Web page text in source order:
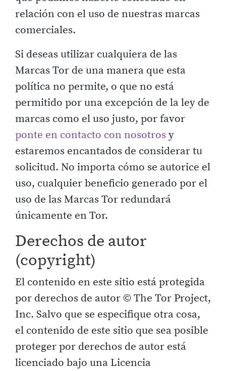
relación con el uso de nuestras marcas
comerciales.
Si deseas utilizar cualquiera de las
Marcas Tor de una manera que esta
política no permite, o que no está
permitido por una excepción de la ley de
marcas como el uso justo, por favor
ponte en contacto con nosotrosy
estaremos encantados de considerar tu
solicitud. No importa cómo se autorice el
uso, cualquier beneficio generado por el
uso de las Marcas Tor redundará
únicamente en Tor.
Derechos de autor
(copyright)
El contenido en este sitio está protegida
por derechos de autor © The Tor Project,
Inc. Salvo que se especifique otra cosa,
el contenido de este sitio que sea posible
proteger por derechos de autor está
licenciado bajo una Licencia